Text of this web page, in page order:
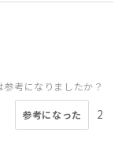
参考になりましたか？
参考になった 2